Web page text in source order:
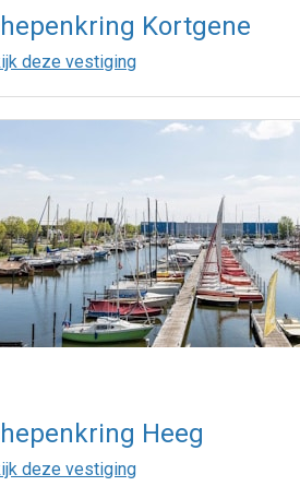
Kortgene
deze vestiging
Heeg
deze vestiging